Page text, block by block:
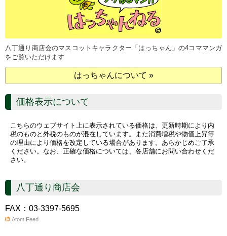
八丁通り商店会のマスコットキャラクター「はっちゃん」の4コママンガ
をご覧いただけます
はっちゃんについて »
価格表示について
こちらのウェブサイト上に表示されている価格は、更新時期により内
税のものと外税のものが混在しています。また消費増税や物価上昇等
の理由により価格を改定している場合があります。あらかじめご了承
ください。なお、正確な価格については、各店舗にお問い合わせくだ
さい。
八丁通り商店会
FAX：03-3397-5695
Atom Feed